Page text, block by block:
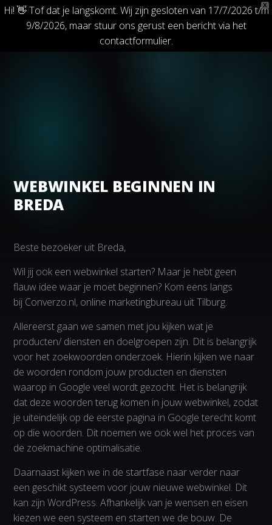
X
Hi! 👋 Tof dat je langskomt. Wij zijn gesloten van 17/7/2026 t/m
9/8/2026, maar stuur ons gerust een bericht via het
contactformulier.
WEBWINKEL BEGINNEN IN
BREDA
Beste bezoeker uit Breda,
Wil jij ook een webwinkel starten? Maar je hebt geen
flauw idee waar je moet beginnen? Kom eens langs
bij Converzo.nl, online marketingbureau uit Tilburg.
Allereerst gaan we samen met jou kijken wat je
producten/ diensten en doelgroepen zijn. Dit is belangrijk
voor het zoekwoorden onderzoek. Hierin kijken we naar
de woorden rondom jouw producten en diensten
waarop in Google veel wordt gezocht. Het is belangrijk
dat deze woorden terug komen in jouw webwinkel, zodat
je uiteindelijk op de eerste pagina in Google terecht komt
op die woorden. Dit noemen we ook wel het proces van
de zoekmachine optimalisatie.
Daarnaast kijken we in de startfase naar verder naar
een geschikt systeem voor jouw nieuwe webwinkel. Dit
kan zijn WordPress. Afhankelijk van je wensen en eisen
kiezen we een systeem en starten we de bouw. De